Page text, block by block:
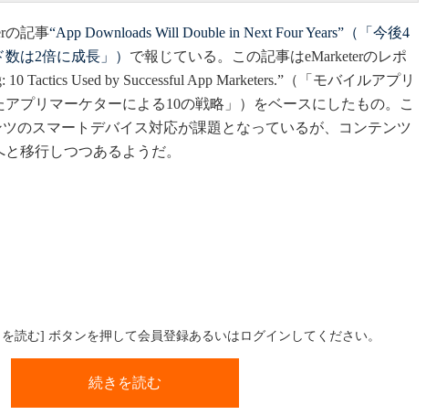
の記事“App Downloads Will Double in Next Four Years”（「今後4
は2倍に成長」） で報じている。この記事はeMarketerのレポ
Tactics Used by Successful App Marketers.”（「モバイルアプリ
プリマーケターによる10の戦略」）をベースにしたもの。こ
のスマートデバイス対応が課題となっているが、コンテンツ
移行しつつあるようだ。
読む] ボタンを押して会員登録あるいはログインしてください。
続きを読む